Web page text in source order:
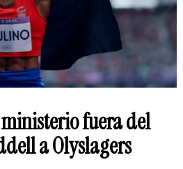
fuera del
a Olyslagers